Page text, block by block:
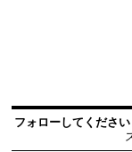
フォローしてください